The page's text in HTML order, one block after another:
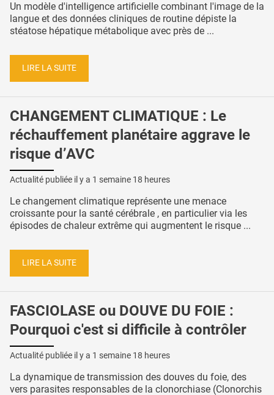
Un modèle d'intelligence artificielle combinant l'image de la
langue et des données cliniques de routine dépiste la
stéatose hépatique métabolique avec près de ...
LIRE LA SUITE
CHANGEMENT CLIMATIQUE : Le
réchauffement planétaire aggrave le
risque d’AVC
Actualité publiée il y a 1 semaine 18 heures
Le changement climatique représente une menace
croissante pour la santé cérébrale , en particulier via les
épisodes de chaleur extrême qui augmentent le risque ...
LIRE LA SUITE
FASCIOLASE ou DOUVE DU FOIE :
Pourquoi c'est si difficile à contrôler
Actualité publiée il y a 1 semaine 18 heures
La dynamique de transmission des douves du foie, des
vers parasites responsables de la clonorchiase (Clonorchis